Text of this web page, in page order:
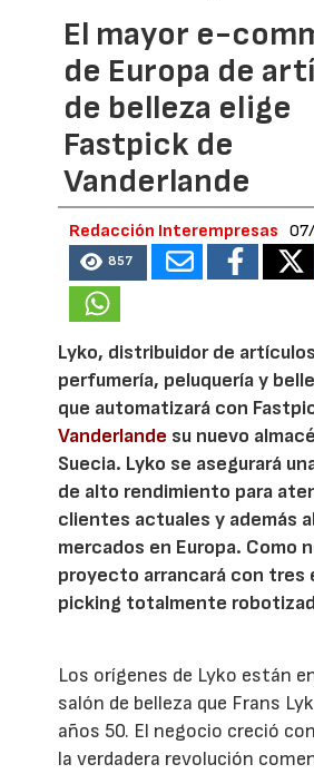
El mayor e-
de Europa de
de belleza elige
Fastpick de
Vanderlande
Redacción Interempresas
857
Lyko, distribuidor de
perfumería, peluquería y
que automatizará con
Vanderlande su nuevo
Suecia. Lyko se asegurará
de alto rendimiento para
clientes actuales y además
mercados en Europa. Como
proyecto arrancará con tres
picking totalmente
Los orígenes de Lyko están
salón de belleza que Frans
años 50. El negocio creció
la verdadera revolución